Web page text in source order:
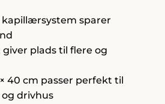
kapillærsystem sparer
plads til flere og
40 cm passer perfekt til
drivhus